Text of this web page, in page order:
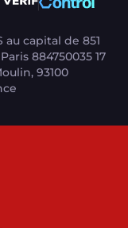
au capital de 851
884750035 17
93100